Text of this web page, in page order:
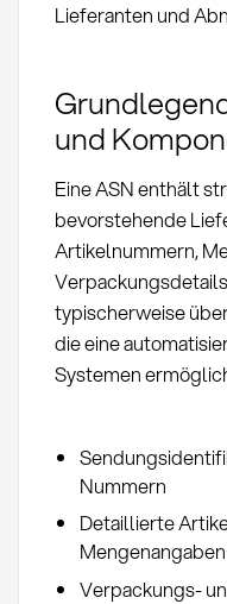
Lieferanten und
und
Eine ASN enthält
bevorstehende
Artikelnummern,
typischerweise
die eine
Systemen
Nummern
Detaillierte
Mengenangaben
Verpackungs-